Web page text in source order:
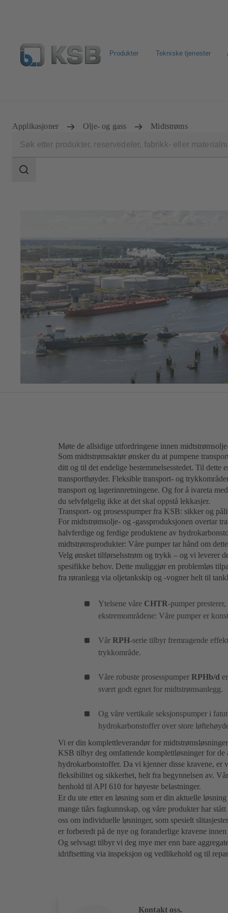
Produkter Tekniske tjenester
Applikasjoner Olje- og gass Midtstrøms
Søkeområde
Møte de allsidige utfordringene innen
Som midtstrømsaktør ønsker du at pumpene
ditt og til det endelige bestemmelsesstedet. Til
transporthøyder. Fleksible transport- og
transport og lagerinnretningene. Og for å ivareta
du selvfølgelig ikke at det skal oppstå lekkasjer.
Transport- og prosesspumper fra KSB: sikker og
For midtstrømsolje- og -gassproduksjonen overtar
halvferdige og ferdige produktene av
midtstrømsprodukter: Våre pumper tar hånd om
Velg ønsket tilførselsstrøm og trykk – og vi leverer
spesifikke behov. Dette muliggjør en problemløs
fra røranlegg via oljetankskip og -vogner helt til
Ytelsene våre CHTR-pumper
ekstremområdene: Våre pumper er
Vår RPH-serie tilbyr fremragende
trykkområde.
Våre robuste prosesspumper RPHb/d
svært godt egnet for midtstrømsanlegg.
Og våre vertikale seksjonspumper i
hydrokarbonstoffer over store
Vi er din komplettleverandør for midtstrømsløsninger
KSB tilbyr deg omfattende komplettløsninger for
hydrokarbonstoffer. Da vi kjenner disse kravene,
fleksibilitet og sikkerhet, helt fra begynnelsen av.
henhold til API 610 for høyeste belastninger.
Er du ute etter en løsning som er din aktuelle
mange tiårs fagkunnskap, og våre produkter har
oss om individuelle løsninger, som spesielt
er forberedt på de nye og foranderlige kravene
Og selvsagt tilbyr vi deg mye mer enn bare
idriftsetting via inspeksjon og vedlikehold og til
Kontakt oss.